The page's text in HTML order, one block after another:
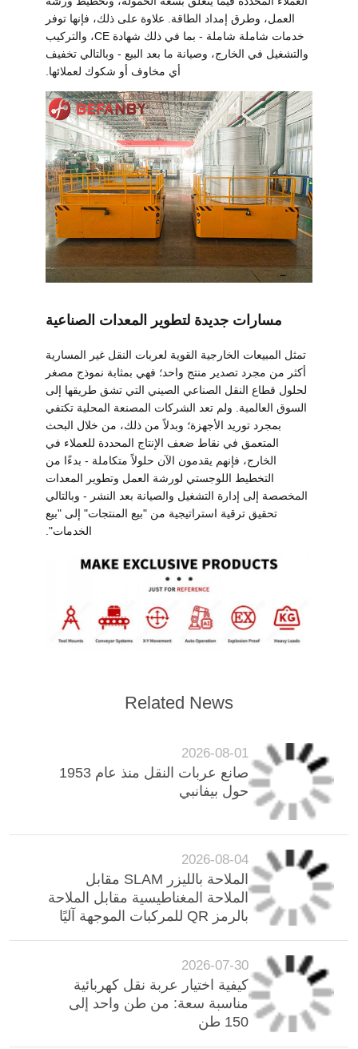
العمل، وطرق إمداد الطاقة. علاوة على ذلك، فإنها توفر
خدمات شاملة شاملة - بما في ذلك شهادة CE، والتركيب
والتشغيل في الخارج، وصيانة ما بعد البيع - وبالتالي تخفيف
أي مخاوف أو شكوك لعملائها.
مسارات جديدة لتطوير المعدات الصناعية
تمثل المبيعات الخارجية القوية لعربات النقل غير المسارية
أكثر من مجرد تصدير منتج واحد؛ فهي بمثابة نموذج مصغر
لحلول قطاع النقل الصناعي الصيني التي تشق طريقها إلى
السوق العالمية. ولم تعد الشركات المصنعة المحلية تكتفي
بمجرد توريد الأجهزة؛ وبدلاً من ذلك، من خلال البحث
المتعمق في نقاط ضعف الإنتاج المحددة للعملاء في
الخارج، فإنهم يقدمون الآن حلولاً متكاملة - بدءًا من
التخطيط اللوجستي لورشة العمل وتطوير المعدات
المخصصة إلى إدارة التشغيل والصيانة بعد النشر - وبالتالي
تحقيق ترقية استراتيجية من "بيع المنتجات" إلى "بيع
الخدمات".
Related News
2026-08-01
صانع عربات النقل منذ عام 1953
حول بيفانبي
2026-08-04
الملاحة بالليزر SLAM مقابل
الملاحة المغناطيسية مقابل الملاحة
بالرمز QR للمركبات الموجهة آليًا
2026-07-30
كيفية اختيار عربة نقل كهربائية
مناسبة سعة: من طن واحد إلى
150 طن